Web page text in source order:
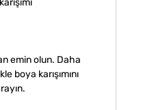
emin olun. Daha
boya karışımını